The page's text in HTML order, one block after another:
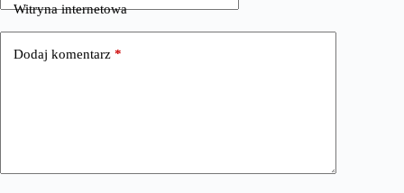
Witryna internetowa
Dodaj komentarz *